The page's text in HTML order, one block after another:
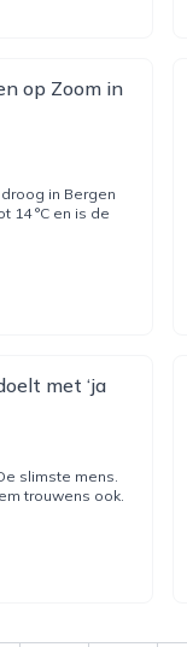
op Zoom in
in Bergen
14 °C en is de
met ‘ja
slimste mens.
trouwens ook.